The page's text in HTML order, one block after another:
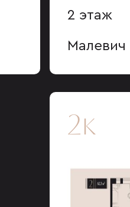
2 этаж
Малевич
2к